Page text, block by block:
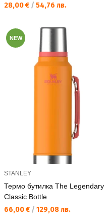
Текуща цена:
28,00 € / 54,76 лв.
NEW
STANLEY
Термо бутилка The Legendary
Classic Bottle
Текуща цена:
66,00 € / 129,08 лв.